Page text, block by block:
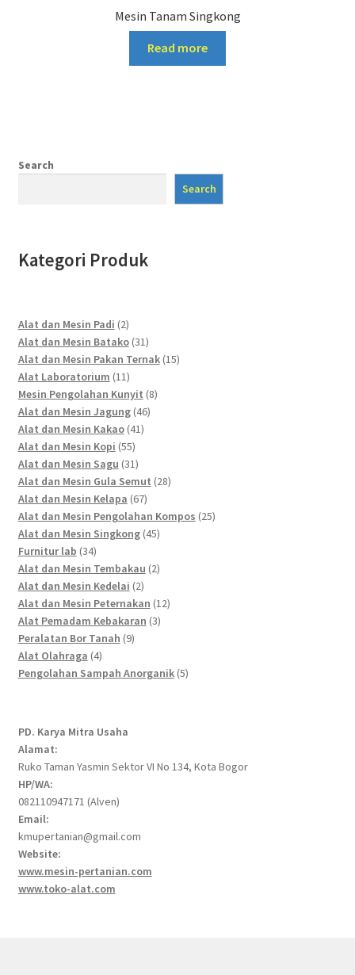
Mesin Tanam Singkong
Read more
Search
Search
Kategori Produk
Alat dan Mesin Padi 22
products
Alat dan Mesin Batako 3131
products
Alat dan Mesin Pakan Ternak 1515
Alat Laboratorium 1111
products
Mesin Pengolahan Kunyit 88
Alat dan Mesin Jagung 4646
Alat dan Mesin Kakao 4141
Alat dan Mesin Kopi 5555
products
Alat dan Mesin Sagu 3131
products
Alat dan Mesin Gula Semut 2828
Alat dan Mesin Kelapa 6767
products
Alat dan Mesin Pengolahan Kompos 2525
Alat dan Mesin Singkong 4545
Furnitur lab 3434
products
Alat dan Mesin Tembakau 22
Alat dan Mesin Kedelai 22
products
Alat dan Mesin Peternakan 1212
Alat Pemadam Kebakaran 33
Peralatan Bor Tanah 99
Alat Olahraga 44
products
Pengolahan Sampah Anorganik 55
PD. Karya Mitra Usaha
Alamat:
Ruko Taman Yasmin Sektor VI No 134, Kota Bogor
HP/WA:
082110947171 (Alven)
Email:
kmupertanian@gmail.com
Website:
www.mesin-pertanian.com
www.toko-alat.com